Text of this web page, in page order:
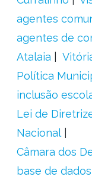
agentes
agentes de
Atalaia
Política
inclusão
Lei de
Nacional
Câmara dos
base de dados